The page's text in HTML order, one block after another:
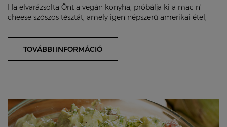
Ha elvarázsolta Önt a vegán konyha, próbálja ki a mac n'
cheese szószos tésztát, amely igen népszerű amerikai étel,
TOVÁBBI INFORMÁCIÓ